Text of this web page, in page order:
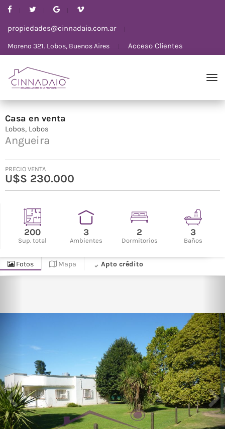
propiedades@cinnadaio.com.ar
Moreno 321. Lobos, Buenos Aires Acceso Clientes
Casa en venta
Lobos Lobos
Angueira
PRECIO VENTA
U$S 230.000
200
Sup. total
3
Ambientes
2
Dormitorios
3
Baños
Fotos Mapa Apto crédito